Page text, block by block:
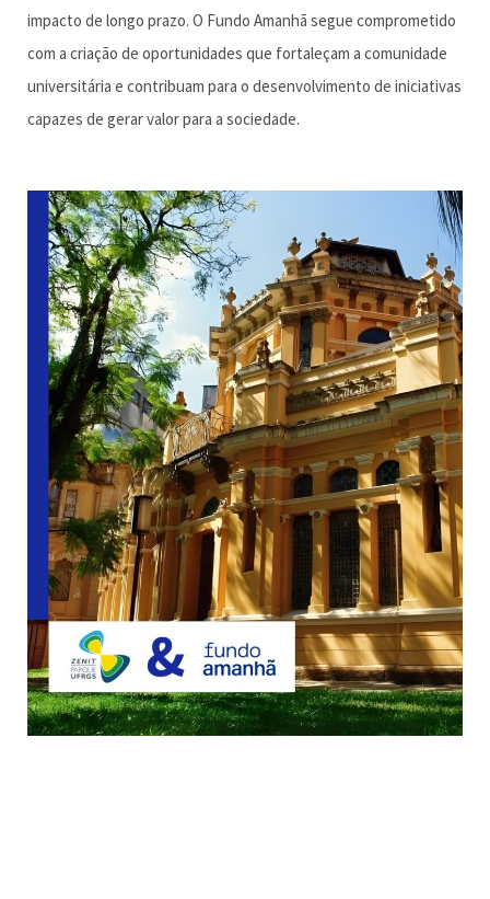
impacto de longo prazo. O Fundo Amanhã segue comprometido
com a criação de oportunidades que fortaleçam a comunidade
universitária e contribuam para o desenvolvimento de iniciativas
capazes de gerar valor para a sociedade.